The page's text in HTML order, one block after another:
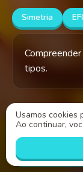
Simetria
tipos.
Criado por
Luciana
Usamos cookies
Ao continuar,